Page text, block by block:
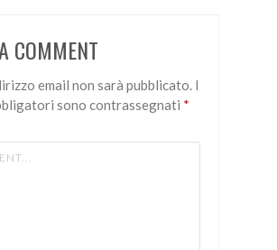
COMMENT
email non sarà pubblicato. I
sono contrassegnati *